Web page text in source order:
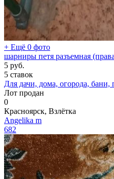
+ Ещё 0 фото
шарниры петя разъемная
5 руб.
5 ставок
Для дачи, дома, огорода, бани,
Лот продан
0
Красноярск, Взлётка
Angelika m
682